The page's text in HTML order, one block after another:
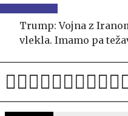
Trump: Vojna z
vlekla. Imamo pa